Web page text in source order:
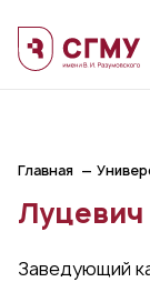
Главная
Луцевич
Заведующий